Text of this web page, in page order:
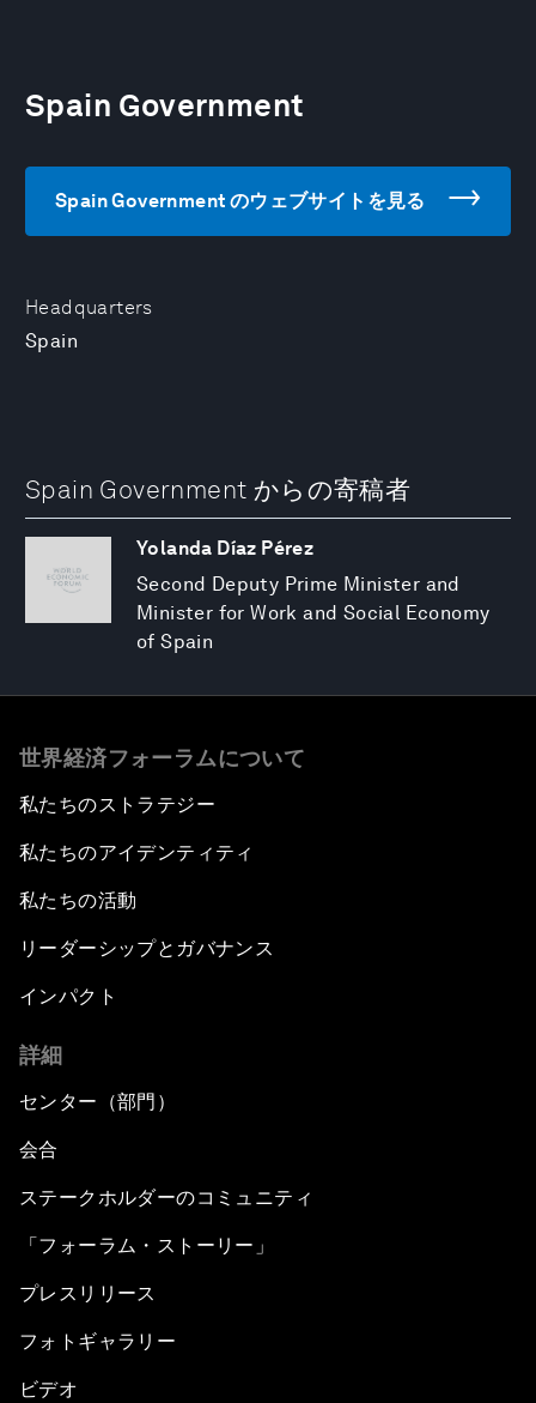
Headquarters
Spain
Spain Government
Spain Government のウェブサイトを見る
Spain Government からの寄稿者
Yolanda Díaz Pérez
Second Deputy Prime Minister and
Minister for Work and Social Economy
of Spain
世界経済フォーラムについて
私たちのストラテジー
私たちのアイデンティティ
私たちの活動
リーダーシップとガバナンス
インパクト
詳細
センター（部門）
会合
ステークホルダーのコミュニティ
「フォーラム・ストーリー」
プレスリリース
フォトギャラリー
ビデオ